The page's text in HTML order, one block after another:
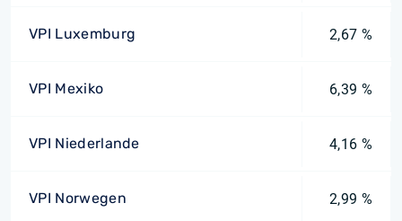
VPI Luxemburg 2,67 %
VPI Mexiko 6,39 %
VPI Niederlande 4,16 %
VPI Norwegen 2,99 %